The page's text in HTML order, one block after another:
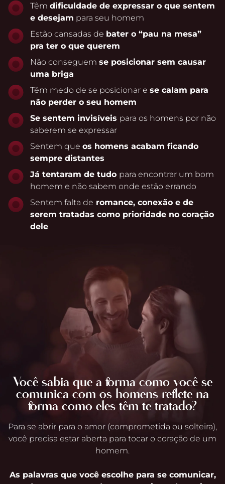
Têm dificuldade de expressar o que sentem
e desejam para seu homem
Estão cansadas de bater o “pau na mesa”
pra ter o que querem
Não conseguem se posicionar sem causar
uma briga
Têm medo de se posicionar e se calam para
não perder o seu homem
Se sentem invisíveis para os homens por não
saberem se expressar
Sentem que os homens acabam ficando
sempre distantes
Já tentaram de tudo para encontrar um bom
homem e não sabem onde estão errando
Sentem falta de romance, conexão e de
serem tratadas como prioridade no coração
dele
Você sabia que a forma como você se
comunica com os homens reflete na
forma como eles têm te tratado?
Para se abrir para o amor (comprometida ou solteira),
você precisa estar aberta para tocar o coração de um
homem.
As palavras que você escolhe para se comunicar,